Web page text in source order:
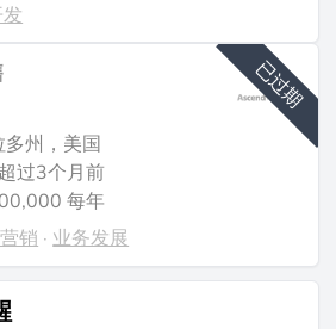
于为能源转型提供市场情报和分
进的分析和人工智能驱动的软
源存储、可再生能源评估、电网
工具，涵盖从每小时预测到30年
，他们的SmartBidder工具已被
的平均电池储能系统项目多出
令人印象深刻的90-95%的完美
）。该公司服务于多样化
事业公司、商人运营商、企业、
银行和开发商，利用多种模型进
险的优化，以保持市场竞争优
已过期
州，美国
超过3个月前
每年
销 ·业务发展